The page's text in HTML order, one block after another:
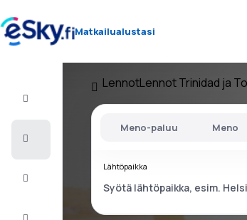
Matkailualustasi
LennotLennot Trinidad ja
Meno-paluu Meno
Lähtöpaikka